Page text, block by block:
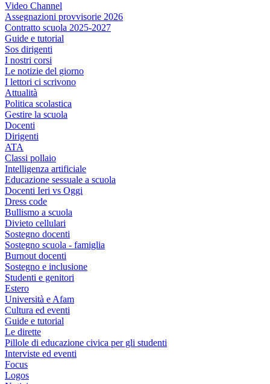
Video Channel
Assegnazioni provvisorie 2026
Contratto scuola 2025-2027
Guide e tutorial
Sos dirigenti
I nostri corsi
Le notizie del giorno
I lettori ci scrivono
Attualità
Politica scolastica
Gestire la scuola
Docenti
Dirigenti
ATA
Classi pollaio
Intelligenza artificiale
Educazione sessuale a scuola
Docenti Ieri vs Oggi
Dress code
Bullismo a scuola
Divieto cellulari
Sostegno docenti
Sostegno scuola - famiglia
Burnout docenti
Sostegno e inclusione
Studenti e genitori
Estero
Università e Afam
Cultura ed eventi
Guide e tutorial
Le dirette
Pillole di educazione civica per gli studenti
Interviste ed eventi
Focus
Logos